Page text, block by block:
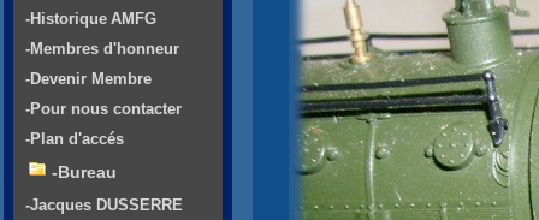
-Historique AMFG
-Membres d'honneur
-Devenir Membre
-Pour nous contacter
-Plan d'accés
-Bureau
-Jacques DUSSERRE